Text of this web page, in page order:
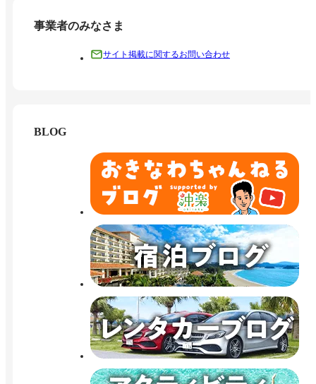
事業者のみなさま
サイト掲載に関するお問い合わせ
BLOG